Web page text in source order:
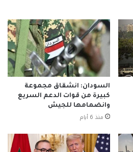
السودان: انشقاق مجموعة
كبيرة من قوات الدعم السريع
وانضمامها للجيش
منذ 6 أيام